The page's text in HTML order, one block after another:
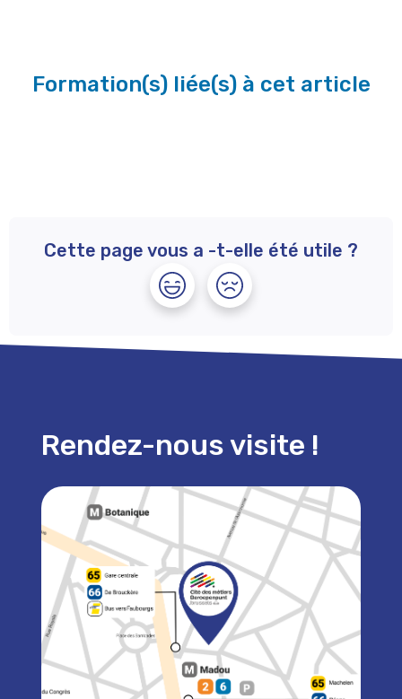
Formation(s) liée(s) à cet article
Cette page vous a -t-elle été utile ?
Rendez-nous visite !